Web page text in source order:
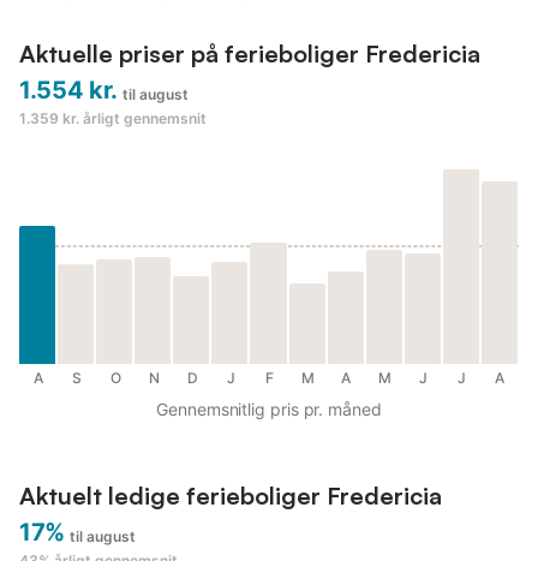
Aktuelle priser på ferieboliger Fredericia
1.554 kr. til august
1.359 kr. årligt gennemsnit
A S O N D J F M A M J J A
Gennemsnitlig pris pr. måned
Aktuelt ledige ferieboliger Fredericia
17% til august